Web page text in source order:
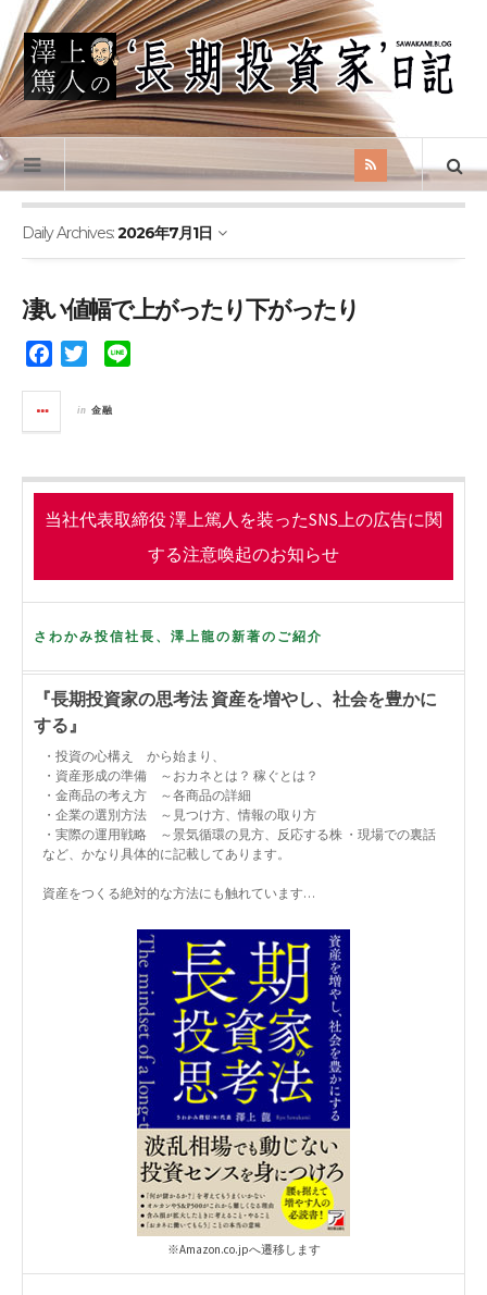
Daily Archives:2026年7月1日
凄い値幅で上がったり下がったり
e
o
o
e
r
in 金融
当社代表取締役 澤上篤人を装ったSNS上の広告に関
する注意喚起のお知らせ
さわかみ投信社長、澤上龍の新著のご紹介
『長期投資家の思考法 資産を増やし、社会を豊かに
する』
・投資の心構え から始まり、
・資産形成の準備 ～おカネとは？ 稼ぐとは？
・金商品の考え方 ～各商品の詳細
・企業の選別方法 ～見つけ方、情報の取り方
・実際の運用戦略 ～景気循環の見方、反応する株 ・現場での裏話
など、かなり具体的に記載してあります。
資産をつくる絶対的な方法にも触れています…
※Amazon.co.jpへ遷移します